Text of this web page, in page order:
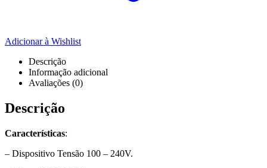
Adicionar à Wishlist
Descrição
Informação adicional
Avaliações (0)
Descrição
Características:
– Dispositivo Tensão 100 – 240V.